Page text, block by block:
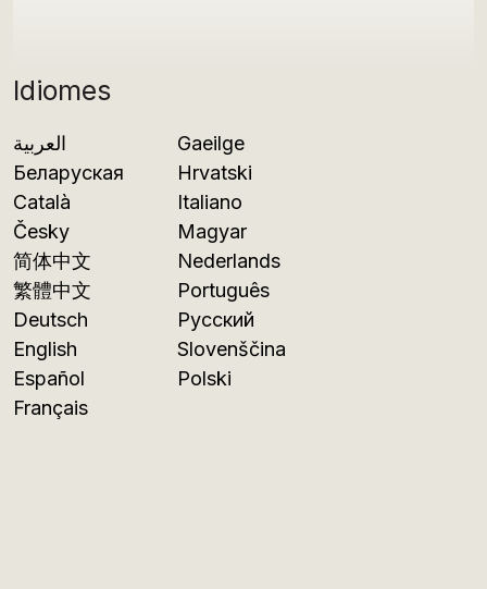
Idiomes
العربية
Беларуская
Català
Česky
简体中文
繁體中文
Deutsch
English
Español
Français
Gaeilge
Hrvatski
Italiano
Magyar
Nederlands
Português
Русский
Slovenščina
Polski